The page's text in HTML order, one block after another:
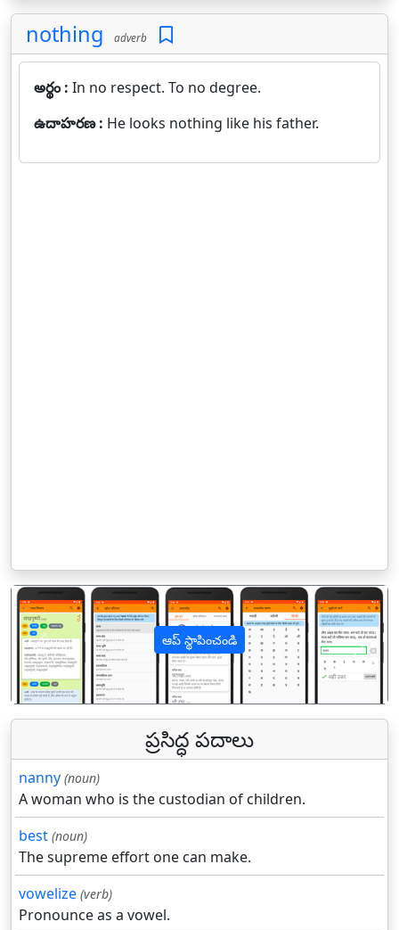
nothing adverb
అర్థం : In no respect. To no degree.
ఉదాహరణ : He looks nothing like his father.
ఆప్ స్థాపించండి
पिछला
ప్రసిద్ధ పదాలు
nanny (noun)
A woman who is the custodian of children.
best (noun)
The supreme effort one can make.
vowelize (verb)
Pronounce as a vowel.